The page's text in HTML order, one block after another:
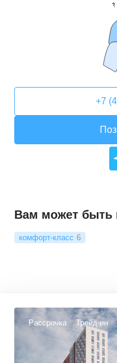
+7
Вам может быть
комфорт-класс 6
Рассрочка Трейд-ин